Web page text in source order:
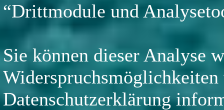
“Drittmodule und
Sie können dieser Analyse
Datenschutzerklärung